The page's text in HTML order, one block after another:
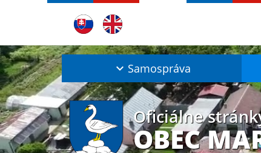
Samospráva
Oficiálne
OBEC